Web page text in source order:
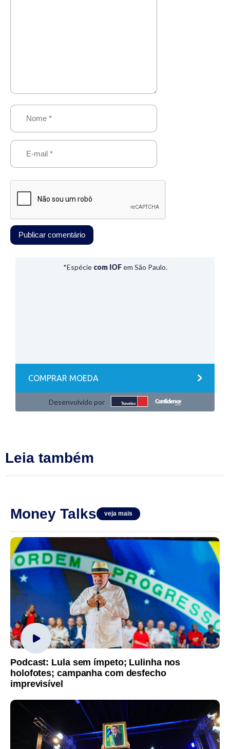
Leia também
Money Talks veja mais
Podcast: Lula sem ímpeto; Lulinha nos
holofotes; campanha com desfecho
imprevisível